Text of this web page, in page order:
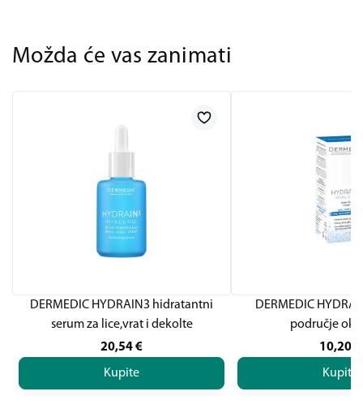
Možda će vas zanimati
DERMEDIC HYDRAIN3 hidratantni
serum za lice,vrat i dekolte
20,54€
Kupite
DERMEDIC
područje
10,20
Kupite